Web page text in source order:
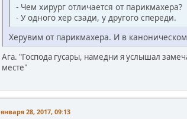
- Чем хирург отличается от парикмахера?
- У одного хер сзади, у другого спереди.
Херувим от парикмахера. И в
Ага. "Господа гусары, намедни я услышал
месте"
января 28, 2017, 09:13